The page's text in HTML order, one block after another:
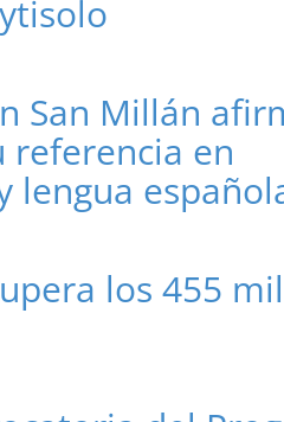
San Millán
referencia en
lengua
los 455